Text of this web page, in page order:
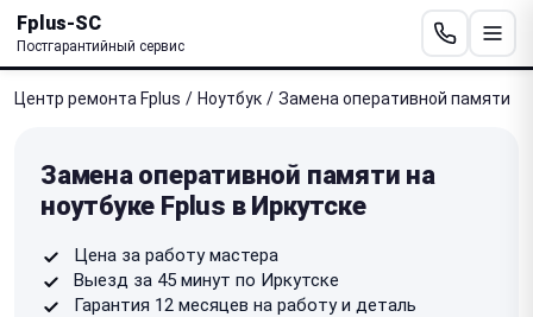
Fplus-SC
Постгарантийный сервис
Центр ремонта Fplus / Ноутбук / Замена оперативной памяти
Замена оперативной памяти на
ноутбуке Fplus в Иркутске
Цена за работу мастера
Выезд за 45 минут по Иркутске
Гарантия 12 месяцев на работу и деталь